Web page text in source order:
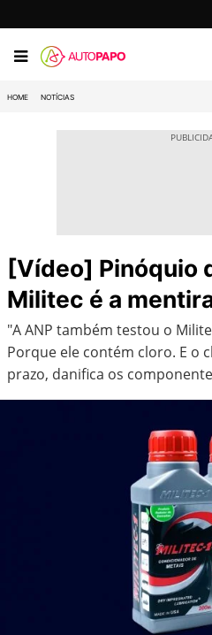
HOME NOTÍCIAS
[Vídeo] Pinóquio
Militec é a
"A ANP também testou o
Porque ele contém cloro. E o
prazo, danifica os